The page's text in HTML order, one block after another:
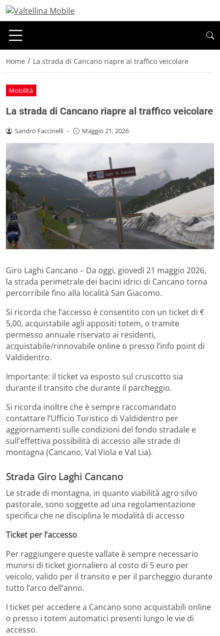
Home / La strada di Cancano riapre al traffico veicolare
Mobilità
La strada di Cancano riapre al traffico veicolare
Sandro Faccinelli - Maggio 21, 2026
Giro Laghi Cancano – Da oggi, giovedì 21 maggio 2026,
la strada perimetrale dei bacini idrici di Cancano torna
percorribile fino alla località San Giacomo.
Si ricorda che l’accesso è consentito con un ticket di €
5,00, acquistabile agli appositi totem, o tramite
permesso annuale riservato ai residenti,
acquistabile/rinnovabile online o presso l’info point di
Valdidentro.
Importante: il ticket va esposto sul cruscotto sia
durante il transito che durante il parcheggio.
Si ricorda inoltre che è sempre raccomandato
contattare l’Ufficio Turistico di Valdidentro per
aggiornamenti sulle condizioni del fondo stradale e
sull’effettiva possibilità di accesso alle strade di
montagna (Cancano, Val Viola e Val Lia).
Strada Giro Laghi Cancano
Le strade di montagna, in quanto viabilità agro silvo
pastorale, sono soggette ad una regolamentazione
specifica che ne disciplina le modalità di accesso
Ticket per l’accesso
Per raggiungere queste vallate è sempre necessario
munirsi di ticket giornaliero al costo di 5 euro per
veicolo, valido per il transito e per il parcheggio durante
tutto l’arco dell’anno.
I ticket per accedere a Cancano sono acquistabili online
o presso i totem automatici presenti lungo le vie di
accesso.